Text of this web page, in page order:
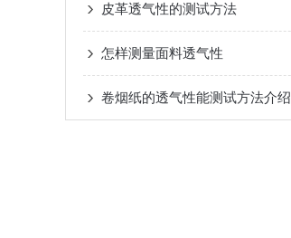
皮革透气性的测试方法
怎样测量面料透气性
卷烟纸的透气性能测试方法介绍